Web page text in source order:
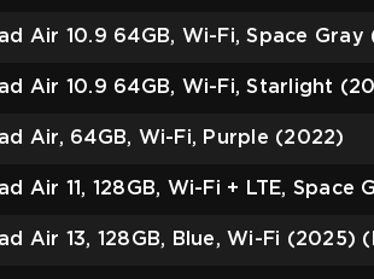
Air 10.9 64GB, Wi-Fi, Space Gray
Air 10.9 64GB, Wi-Fi, Starlight
Air, 64GB, Wi-Fi, Purple (2022)
Air 11, 128GB, Wi-Fi + LTE, Space
Air 13, 128GB, Blue, Wi-Fi (2025)